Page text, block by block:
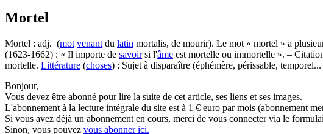
Mortel
Mortel : adj. (mot venant du latin mortalis, de mourir). Le mot « mortel » a
(1623-1662) : « Il importe de savoirsi l'âme est mortelle ou immortelle ». –
mortelle. Littérature (choses) : Sujet à disparaître (éphémère, périssable, temporel...
Bonjour,
Vous devez être abonné pour lire la suite de cet article, ses liens et ses images.
L'abonnement à la lecture intégrale du site est à 1 € euro par mois (abonnement
Si vous avez déjà un abonnement en cours, merci de vous connecter via le
Sinon, vous pouvez vous abonner ici.